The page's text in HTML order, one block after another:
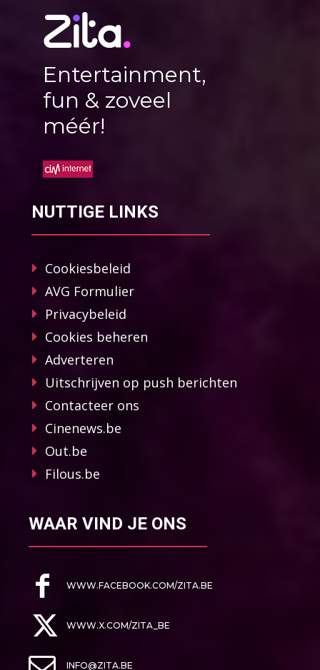
Entertainment,
fun & zoveel
méér!
NUTTIGE LINKS
Cookiesbeleid
AVG Formulier
Privacybeleid
Cookies beheren
Adverteren
Uitschrijven op push berichten
Contacteer ons
Cinenews.be
Out.be
Filous.be
WAAR VIND JE ONS
WWW.FACEBOOK.COM/ZITA.BE
WWW.X.COM/ZITA_BE
INFO@ZITA.BE